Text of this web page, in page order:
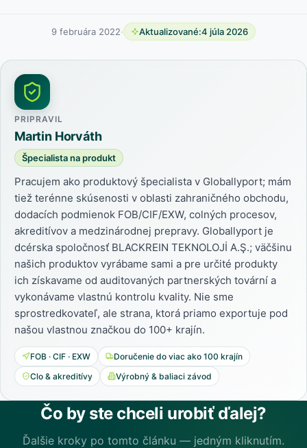
9 februára 2022· Aktualizované:4 júla 2026
PRIPRAVIL
Martin Horváth
Špecialista na produkt
Pracujem ako produktový špecialista v Globallyport; mám
tiež terénne skúsenosti v oblasti zahraničného obchodu,
dodacích podmienok FOB/CIF/EXW, colných procesov,
akreditívov a medzinárodnej prepravy. Globallyport je
dcérska spoločnosť BLACKREIN TEKNOLOJİ A.Ş.; väčšinu
našich produktov vyrábame sami a pre určité produkty
ich získavame od auditovaných partnerských tovární a
vykonávame vlastnú kontrolu kvality. Nie sme
sprostredkovateľ, ale strana, ktorá priamo exportuje pod
našou vlastnou značkou do 100+ krajín.
FOB · CIF · EXW
Doručenie do viac ako 100 krajín
Clo & akreditívy
Výrobný & baliaci závod
Čo by ste chceli urobiť ďalej?
Ďalšie kroky po tomto článku — jedným kliknutím.